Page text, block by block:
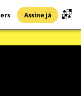
Assine já